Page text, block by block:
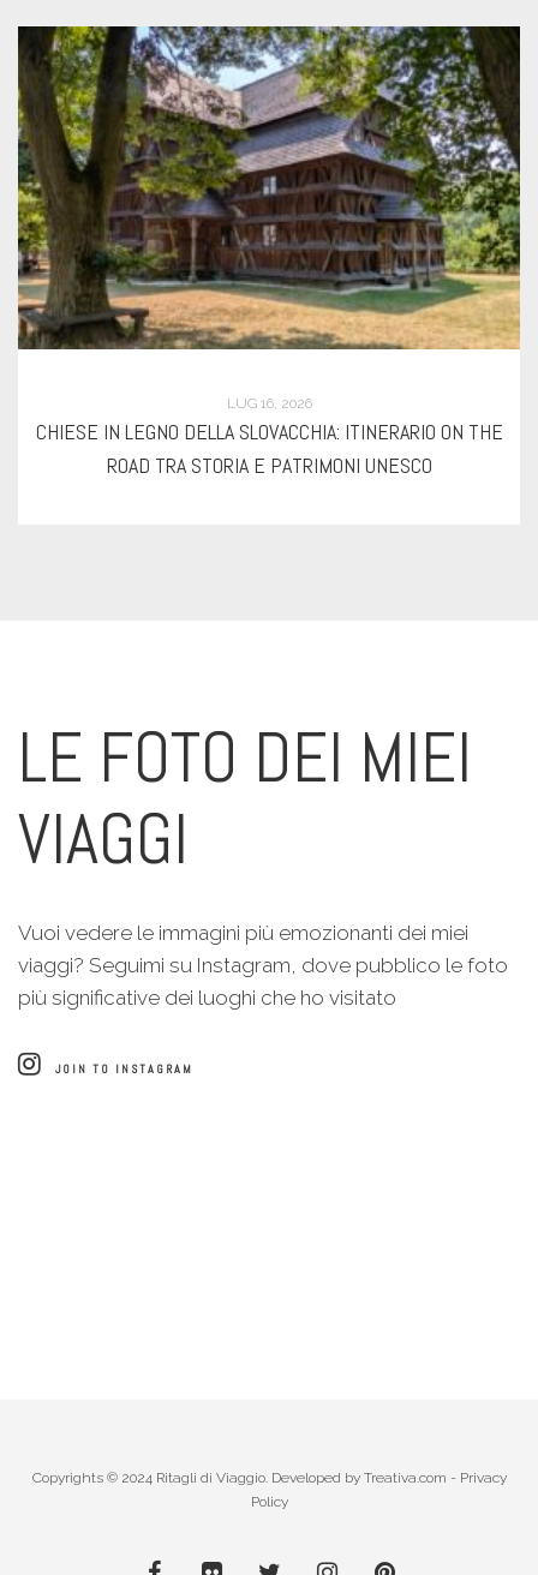
GIU 21, 2026
COSA VEDERE A PRIZREN, LA CAPITALE CULTURALE
KOSOVO
LE FOTO DEI MIEI
VIAGGI
Vuoi vedere le immagini più emozionanti dei miei
viaggi? Seguimi su Instagram, dove pubblico le foto
più significative dei luoghi che ho visitato
JOIN TO INSTAGRAM
Copyrights © 2024 Ritagli di Viaggio. Developed by Treativa.com - Privacy
Policy